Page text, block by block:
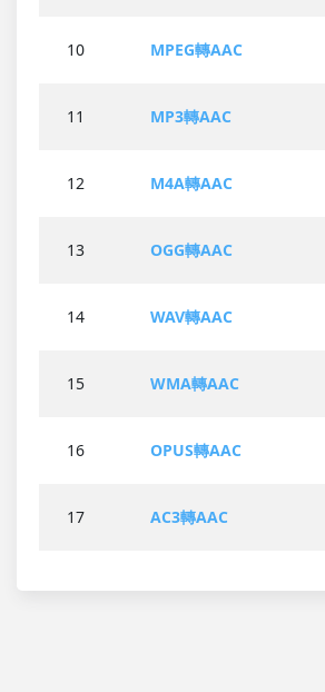
10 MPEG轉AAC
11 MP3轉AAC
12 M4A轉AAC
13 OGG轉AAC
14 WAV轉AAC
15 WMA轉AAC
16 OPUS轉AAC
17 AC3轉AAC